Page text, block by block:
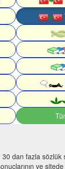
30 dan fazla sözlük
ve